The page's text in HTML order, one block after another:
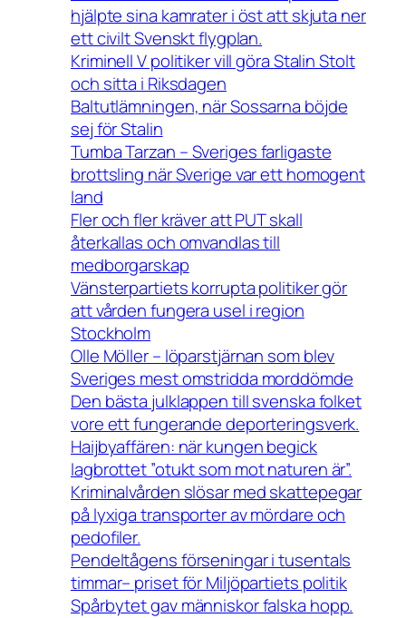
hjälpte sina kamrater i öst att skjuta ner
ett civilt Svenskt flygplan.
Kriminell V politiker vill göra Stalin Stolt
och sitta i Riksdagen
Baltutlämningen, när Sossarna böjde
sej för Stalin
Tumba Tarzan – Sveriges farligaste
brottsling när Sverige var ett homogent
land
Fler och fler kräver att PUT skall
återkallas och omvandlas till
medborgarskap
Vänsterpartiets korrupta politiker gör
att vården fungera usel i region
Stockholm
Olle Möller – löparstjärnan som blev
Sveriges mest omstridda morddömde
Den bästa julklappen till svenska folket
vore ett fungerande deporteringsverk.
Haijbyaffären: när kungen begick
lagbrottet ”otukt som mot naturen är”.
Kriminalvården slösar med skattepegar
på lyxiga transporter av mördare och
pedofiler.
Pendeltågens förseningar i tusentals
timmar– priset för Miljöpartiets politik
Spårbytet gav människor falska hopp.